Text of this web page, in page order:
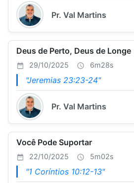
Pr. Val Martins
Deus de Perto, Deus de Longe
29/10/2025 6m28s
"Jeremias 23:23-24"
Pr. Val Martins
Você Pode Suportar
22/10/2025 5m02s
"1 Coríntios 10:12-13"